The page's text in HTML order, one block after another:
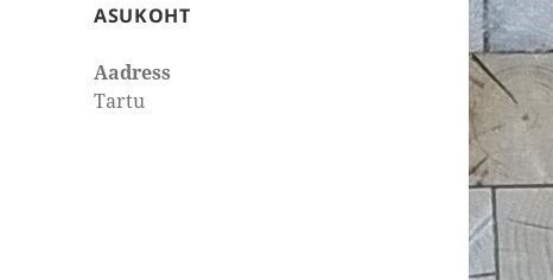
ASUKOHT
Aadress
Tartu